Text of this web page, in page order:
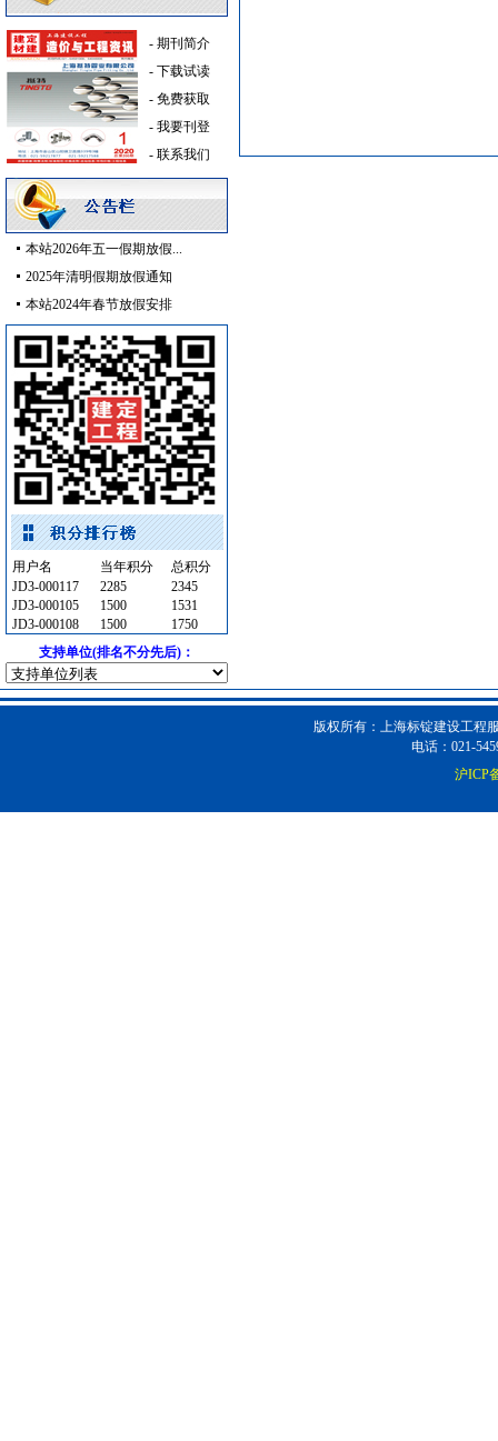
卫浴洁具
墙地面砖
[采购中]
仿古砖 [采购中]
室外排水 [采购中]
安全防范 [采购中]
光源灯具 [采购中]
灯盘 [采购中]
电线电缆 [采购中]
稳压泵 [采购中]
消防工程 [采购中]
消防工程 [采购中]
灯盘
[采购中]
仿古砖 [采购中]
防雷接地 [采购中]
光源灯具 [采购中]
通风设备 [采购中]
陶瓷制品 [采购中]
阀门组件室外排水等 [采购中]
灯具 [采购中]
景观绿化 [采购中]
卫生洁具
[采购中]
日光灯
[采购中]
其他 [采购中]
变配电 [采购中]
消火栓系统
玻璃幕墙 [采购中]
灯盘 [采购中]
- 期刊简介
- 下载试读
- 免费获取
- 我要刊登
- 联系我们
本站2026年五一假期放假...
2025年清明假期放假通知
本站2024年春节放假安排
用户名 当年积分
总积分
JD3-000117
2285
2345
JD3-000105
1500
1531
JD3-000108
1500
1750
支持单位(排名不分先后)：
版权所有：上海标锭建设工程
电话：021-
沪ICP